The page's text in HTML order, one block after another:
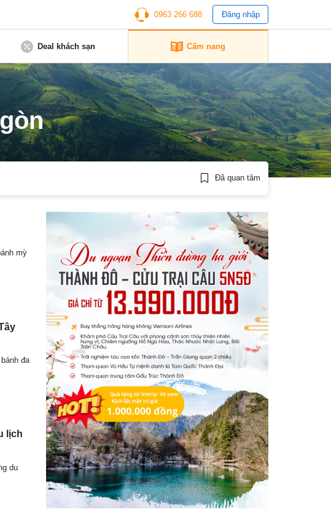
0963 266 688 Đăng nhập
Deal khách sạn Cẩm nang
Đã quan tâm
mỳ
đa
lịch
du